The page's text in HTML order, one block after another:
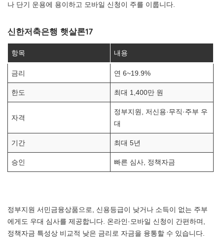
나 단기 운용에 용이하고 모바일 신청이 주를 이룹니다.
신한저축은행 햇살론17
항목 내용
금리 연 6~19.9%
한도 최대 1,400만 원
자격
정부지원, 저신용·무직·주부 우
대
기간 최대 5년
승인 빠른 심사, 정책자금
정부지원 서민금융상품으로, 신용등급이 낮거나 소득이 없는 주부
에게도 우대 심사를 제공합니다. 온라인·모바일 신청이 간편하며,
정책자금 특성상 비교적 낮은 금리로 자금을 융통할 수 있습니다.